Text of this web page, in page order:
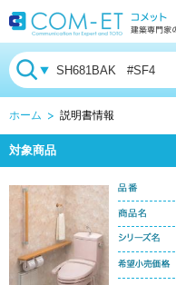
ホーム 説明書情報
対象商品